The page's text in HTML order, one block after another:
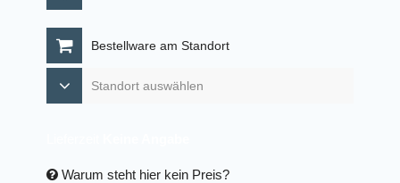
Bestellware am Standort
Warum steht hier kein Preis?